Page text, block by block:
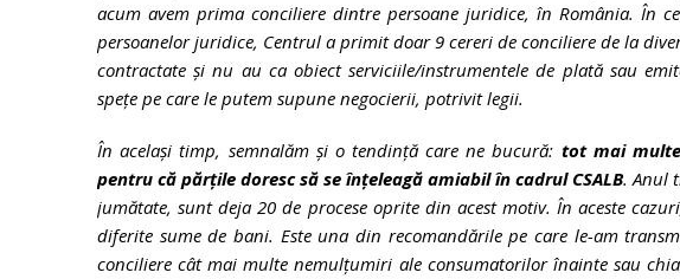
acum avem prima conciliere dintre persoane juridice, în România. În
persoanelor juridice, Centrul a primit doar 9 cereri de conciliere de la
contractate și nu au ca obiect serviciile/instrumentele de plată sau
spețe pe care le putem supune negocierii, potrivit legii.
În același timp, semnalăm și o tendință care ne bucură: tot mai
pentru că părțile doresc să se înțeleagă amiabil în cadrul CSALB. Anul
jumătate, sunt deja 20 de procese oprite din acest motiv. În aceste
diferite sume de bani. Este una din recomandările pe care le-am
conciliere cât mai multe nemulțumiri ale consumatorilor înainte sau